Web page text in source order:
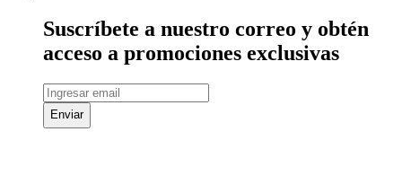
Suscríbete a nuestro correo y obtén
acceso a promociones exclusivas
Enviar